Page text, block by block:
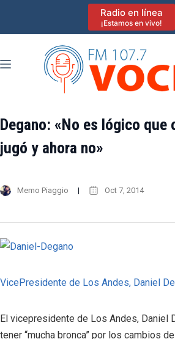
Radio en línea
¡Estamos en vivo!
Degano: «No es lógico
jugó y ahora no»
Memo Piaggio Oct 7, 2014
VicePresidente de Los Andes, Daniel
El vicepresidente de Los Andes, Daniel
tener “mucha bronca” por los cambios